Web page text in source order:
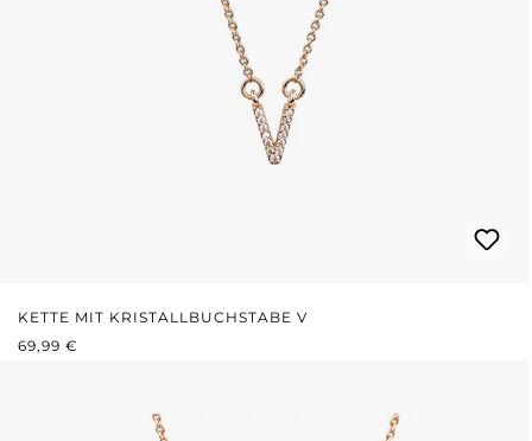
KETTE MIT KRISTALLBUCHSTABE V
REGULÄRER PREIS:
69,99 €